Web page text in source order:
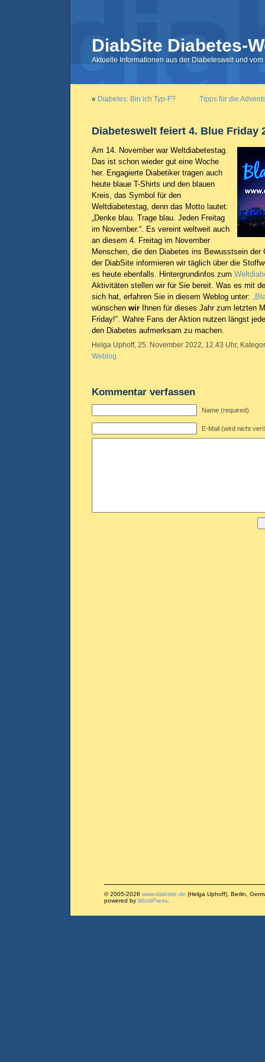
DiabSite Diabetes-
Aktuelle Informationen aus der Diabeteswelt und
« Diabetes: Bin ich Typ-F? Tipps für die
Diabeteswelt feiert 4. Blue Friday
Am 14. November war Weltdiabetestag.
Das ist schon wieder gut eine Woche
her. Engagierte Diabetiker tragen auch
heute blaue T-Shirts und den blauen
Kreis, das Symbol für den
Weltdiabetestag, denn das Motto lautet:
„Denke blau. Trage blau. Jeden Freitag
im November.“. Es vereint weltweit auch
an diesem 4. Freitag im November
Menschen, die den Diabetes ins Bewusstsein der
der DiabSite informieren wir täglich über die
es heute ebenfalls. Hintergrundinfos zum
Aktivitäten stellen wir für Sie bereit. Was es mit
sich hat, erfahren Sie in diesem Weblog unter:
wünschen wir Ihnen für dieses Jahr zum letzten
Friday!“. Wahre Fans der Aktion nutzen längst
den Diabetes aufmerksam zu machen.
Helga Uphoff, 25. November 2022, 12.43 Uhr,
Weblog
Kommentar verfassen
Name (required)
E-Mail (wird nicht
© 2005-2026 www.diabsite.de (Helga Uphoff), Berlin,
powered by WordPress.